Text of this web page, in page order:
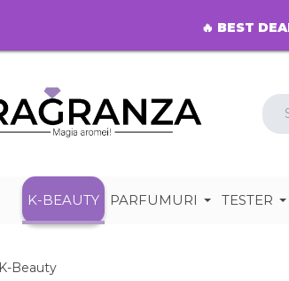
🔥 BEST
K-BEAUTY PARFUMURI TESTER
ㅤK-Beauty